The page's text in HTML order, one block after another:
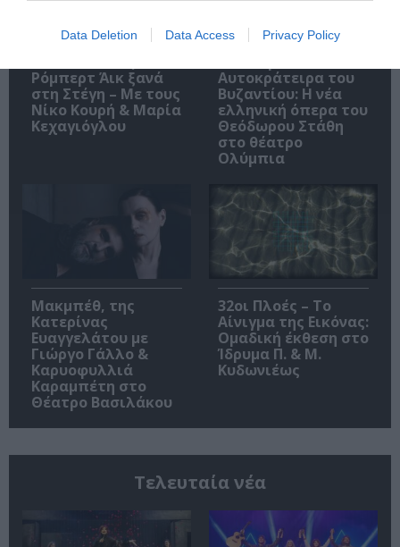
Data Deletion Data Access Privacy Policy
Ρόμπερτ Άικ ξανά
στη Στέγη – Με τους
Νίκο Κουρή & Μαρία
Κεχαγιόγλου
Αυτοκράτειρα του
Βυζαντίου: Η νέα
ελληνική όπερα του
Θεόδωρου Στάθη
στο θέατρο
Ολύμπια
Μακμπέθ, της
Κατερίνας
Ευαγγελάτου με
Γιώργο Γάλλο &
Καρυοφυλλιά
Καραμπέτη στο
Θέατρο Βασιλάκου
32οι Πλοές – Το
Αίνιγμα της Εικόνας:
Ομαδική έκθεση στο
Ίδρυμα Π. & Μ.
Κυδωνιέως
Τελευταία νέα